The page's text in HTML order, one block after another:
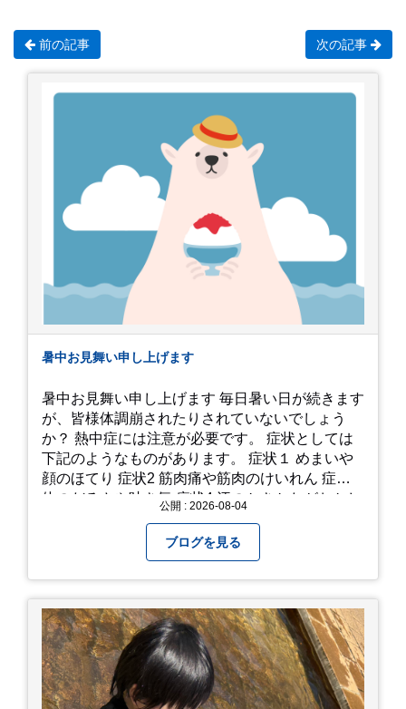
前の記事 次の記事
暑中お見舞い申し上げます
暑中お見舞い申し上げます 毎日暑い日が続きます
が、皆様体調崩されたりされていないでしょう
か？ 熱中症には注意が必要です。 症状としては
下記のようなものがあります。 症状１ めまいや
顔のほてり 症状2 筋肉痛や筋肉のけいれん 症状3
体のだるさや吐き気 症状4 汗のかきかたがおかし
に反応しない、まっすぐ歩けない 症状7 水分補給
に医療機関へ相談、または救急車を呼びましょう
□涼しい場所へ移動しましょう □衣服を脱がし、
体を冷やして体温を下げましょう □塩分や水分を
補給しましょう 一番大切な命を守って、夏を乗り
切りましょう！
公開 : 2026-08-04
ブログを見る